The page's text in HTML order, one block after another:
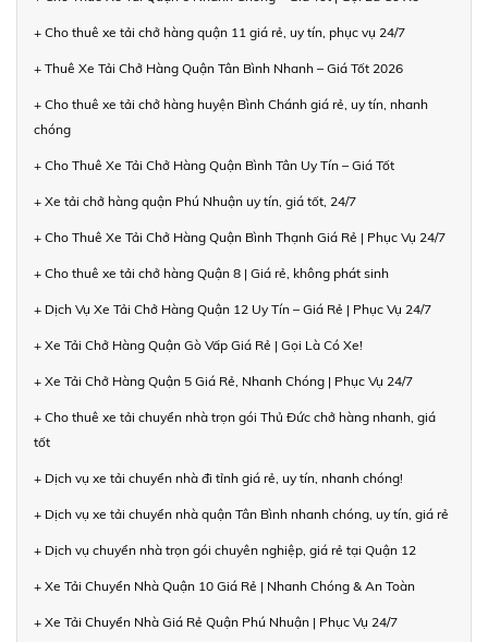
+ Cho thuê xe tải chở hàng quận 11 giá rẻ, uy tín, phục vụ 24/7
+ Thuê Xe Tải Chở Hàng Quận Tân Bình Nhanh – Giá Tốt 2026
+ Cho thuê xe tải chở hàng huyện Bình Chánh giá rẻ, uy tín, nhanh
chóng
+ Cho Thuê Xe Tải Chở Hàng Quận Bình Tân Uy Tín – Giá Tốt
+ Xe tải chở hàng quận Phú Nhuận uy tín, giá tốt, 24/7
+ Cho Thuê Xe Tải Chở Hàng Quận Bình Thạnh Giá Rẻ | Phục Vụ 24/7
+ Cho thuê xe tải chở hàng Quận 8 | Giá rẻ, không phát sinh
+ Dịch Vụ Xe Tải Chở Hàng Quận 12 Uy Tín – Giá Rẻ | Phục Vụ 24/7
+ Xe Tải Chở Hàng Quận Gò Vấp Giá Rẻ | Gọi Là Có Xe!
+ Xe Tải Chở Hàng Quận 5 Giá Rẻ, Nhanh Chóng | Phục Vụ 24/7
+ Cho thuê xe tải chuyển nhà trọn gói Thủ Đức chở hàng nhanh, giá
tốt
+ Dịch vụ xe tải chuyển nhà đi tỉnh giá rẻ, uy tín, nhanh chóng!
+ Dịch vụ xe tải chuyển nhà quận Tân Bình nhanh chóng, uy tín, giá rẻ
+ Dịch vụ chuyển nhà trọn gói chuyên nghiệp, giá rẻ tại Quận 12
+ Xe Tải Chuyển Nhà Quận 10 Giá Rẻ | Nhanh Chóng & An Toàn
+ Xe Tải Chuyển Nhà Giá Rẻ Quận Phú Nhuận | Phục Vụ 24/7